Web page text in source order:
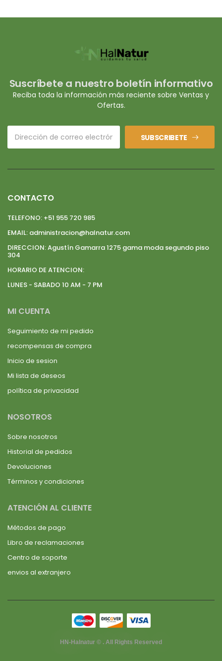
Suscríbete a nuestro boletín informativo
Reciba toda la información más reciente sobre Ventas y
Ofertas.
SUBSCRIBETE
CONTACTO
TELEFONO: +51 955 720 985
EMAIL: administracion@halnatur.com
DIRECCION:Agustín Gamarra 1275 gama moda segundo piso
304
HORARIO DE ATENCION:
LUNES - SABADO 10 AM - 7 PM
MI CUENTA
Seguimiento de mi pedido
recompensas de compra
Inicio de sesion
Mi lista de deseos
política de privacidad
NOSOTROS
Sobre nosotros
Historial de pedidos
Devoluciones
Términos y condiciones
ATENCIÓN AL CLIENTE
Métodos de pago
Libro de reclamaciones
Centro de soporte
envios al extranjero
HN-Halnatur © . All Rights Reserved